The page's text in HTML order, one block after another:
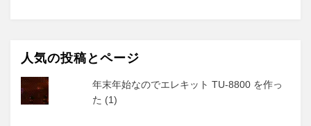
人気の投稿とページ
年末年始なのでエレキット TU-8800 を作っ
た (1)